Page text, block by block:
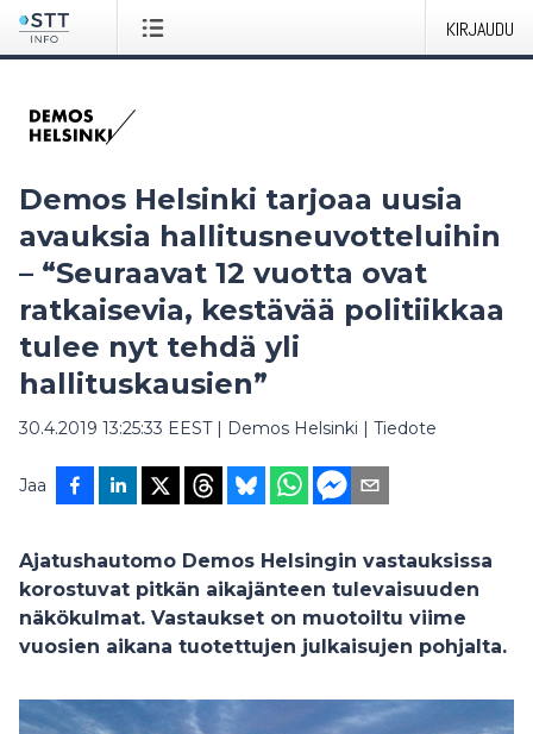
KIRJAUDU
Demos Helsinki tarjoaa uusia
avauksia hallitusneuvotteluihin
– “Seuraavat 12 vuotta ovat
ratkaisevia, kestävää politiikkaa
tulee nyt tehdä yli
hallituskausien”
30.4.2019 13:25:33 EEST| Demos Helsinki | Tiedote
Jaa
Ajatushautomo Demos Helsingin vastauksissa
korostuvat pitkän aikajänteen tulevaisuuden
näkökulmat. Vastaukset on muotoiltu viime
vuosien aikana tuotettujen julkaisujen pohjalta.